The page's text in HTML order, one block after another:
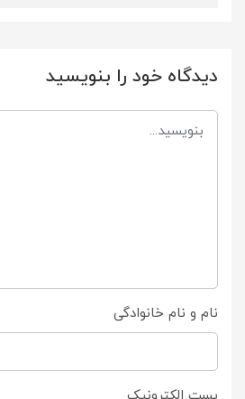
دیدگاه خود را بنویسید
نام و نام خانوادگی